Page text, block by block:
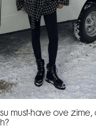
must-have ove zime,